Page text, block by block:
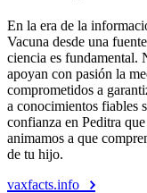
En la era de la
Vacuna desde una
ciencia es fundamental.
apoyan con pasión la
comprometidos a
a conocimientos fiables
confianza en Peditra
animamos a que
de tu hijo.
vaxfacts.info